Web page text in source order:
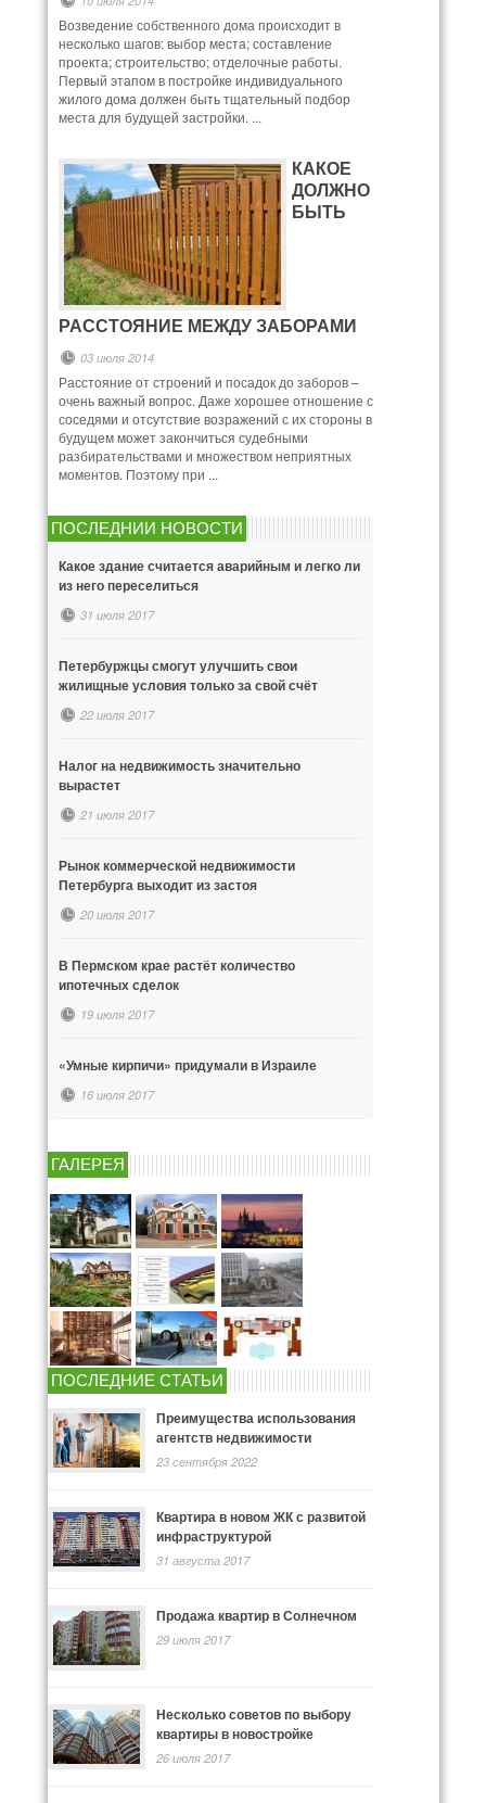
Возведение собственного дома происходит в
несколько шагов: выбор места; составление
проекта; строительство; отделочные работы.
Первый этапом в постройке индивидуального
жилого дома должен быть тщательный подбор
места для будущей застройки. ...
КАКОЕ
ДОЛЖНО
БЫТЬ
РАССТОЯНИЕ МЕЖДУ ЗАБОРАМИ
03 июля 2014
Расстояние от строений и посадок до заборов –
очень важный вопрос. Даже хорошее отношение с
соседями и отсутствие возражений с их стороны в
будущем может закончиться судебными
разбирательствами и множеством неприятных
моментов. Поэтому при ...
ПОСЛЕДНИИ НОВОСТИ
Какое здание считается аварийным и легко ли
из него переселиться
31 июля 2017
Петербуржцы смогут улучшить свои
жилищные условия только за свой счёт
22 июля 2017
Налог на недвижимость значительно
вырастет
21 июля 2017
Рынок коммерческой недвижимости
Петербурга выходит из застоя
20 июля 2017
В Пермском крае растёт количество
ипотечных сделок
19 июля 2017
«Умные кирпичи» придумали в Израиле
16 июля 2017
ГАЛЕРЕЯ
ПОСЛЕДНИЕ СТАТЬИ
Преимущества использования
агентств недвижимости
23 сентября 2022
Квартира в новом ЖК с развитой
инфраструктурой
31 августа 2017
Продажа квартир в Солнечном
29 июля 2017
Несколько советов по выбору
квартиры в новостройке
26 июля 2017